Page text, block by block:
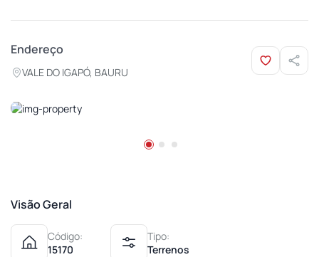
Endereço
VALE DO IGAPÓ, BAURU
Visão Geral
Código:
15170
Tipo:
Terrenos